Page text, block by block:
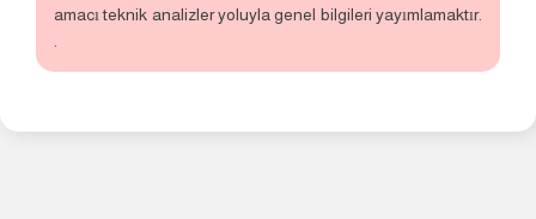
amacı teknik analizler yoluyla genel bilgileri yayımlamaktır.